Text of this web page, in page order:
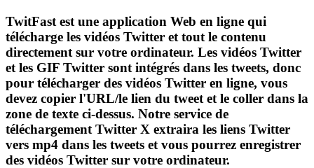
TwitFast est une application Web en ligne qui
télécharge les vidéos Twitter et tout le contenu
directement sur votre ordinateur. Les vidéos Twitter
et les GIF Twitter sont intégrés dans les tweets, donc
pour télécharger des vidéos Twitter en ligne, vous
devez copier l'URL/le lien du tweet et le coller dans la
zone de texte ci-dessus. Notre service de
téléchargement Twitter X extraira les liens Twitter
vers mp4 dans les tweets et vous pourrez enregistrer
des vidéos Twitter sur votre ordinateur.